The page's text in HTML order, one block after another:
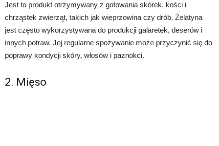
Jest to produkt otrzymywany z gotowania skórek, kości i
chrząstek zwierząt, takich jak wieprzowina czy drób. Żelatyna
jest często wykorzystywana do produkcji galaretek, deserów i
innych potraw. Jej regularne spożywanie może przyczynić się do
poprawy kondycji skóry, włosów i paznokci.
2. Mięso